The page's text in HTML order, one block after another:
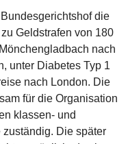
die
Geldstrafen von 180
nach
unter Diabetes Typ 1
nach London. Die
für die Organisation
klassen- und
Die später